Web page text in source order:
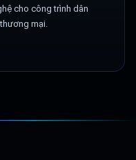
cho công trình dân
mại.